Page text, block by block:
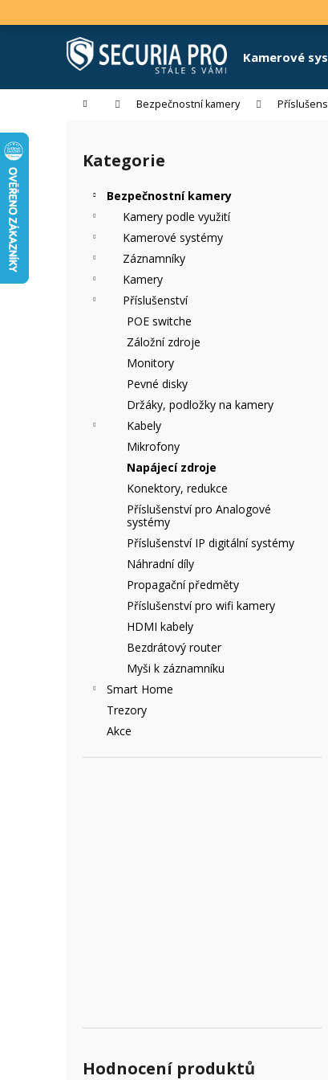
na
Kamerové
Domů Bezpečnostní kamery
Přeskočit
kategorie
Kategorie
Bezpečnostní kamery
Kamery podle využití
Kamerové systémy
Záznamníky
Kamery
Příslušenství
POE switche
Záložní zdroje
Monitory
Pevné disky
Držáky, podložky na kamery
Kabely
Mikrofony
Napájecí zdroje
Konektory, redukce
Příslušenství pro Analogové
systémy
Příslušenství IP digitální systémy
Náhradní díly
Propagační předměty
Příslušenství pro wifi kamery
HDMI kabely
Bezdrátový router
Myši k záznamníku
Smart Home
Trezory
Akce
Hodnocení produktů
o
k
Zpět
obchodu
Zpět
obchodu